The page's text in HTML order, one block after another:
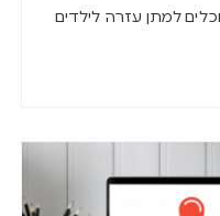
למתן עזרה לילדים